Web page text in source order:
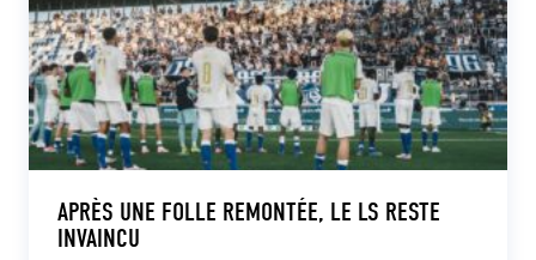
APRÈS UNE FOLLE REMONTÉE, LE LS RESTE
INVAINCU